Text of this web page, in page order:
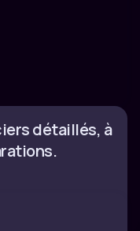
détaillés, à